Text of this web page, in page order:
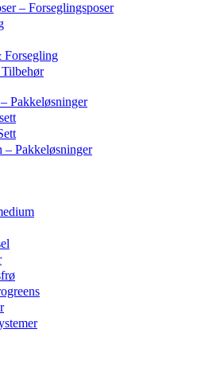
– Forseglingsposer
Forsegling
Pakkeløsninger
– Pakkeløsninger